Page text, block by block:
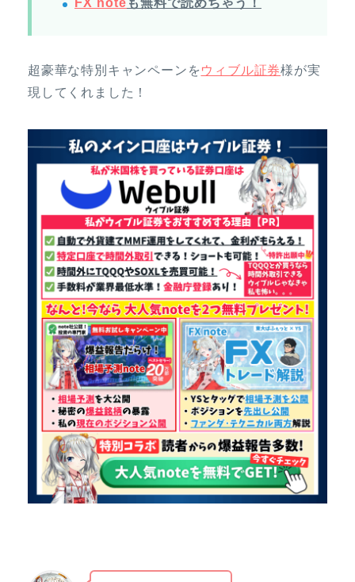
超豪華な特別キャンペーンを ウィブル証券様が実
現してくれました！